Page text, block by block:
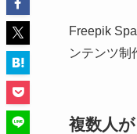
Freepik
ンテンツ制
複数人